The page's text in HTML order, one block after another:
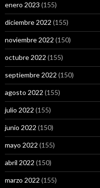
enero 2023 (155)
diciembre 2022 (155)
noviembre 2022 (150)
octubre 2022 (155)
septiembre 2022 (150)
agosto 2022 (155)
julio 2022 (155)
junio 2022 (150)
mayo 2022 (155)
abril 2022 (150)
marzo 2022 (155)